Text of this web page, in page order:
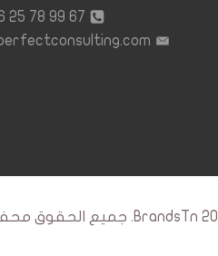
67 99 78 25 216+